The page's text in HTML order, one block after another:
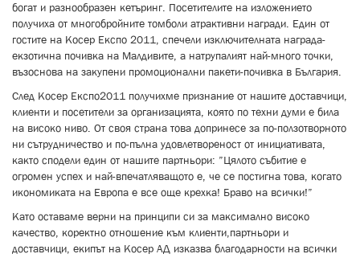
богат и разнообразен кетъринг. Посетителите на изложението
получиха от многобройните томболи атрактивни награди. Един от
гостите на Косер Експо 2011, спечели изключителната награда-
екзотична почивка на Малдивите, а натрупалият най-много точки,
възоснова на закупени промоционални пакети-почивка в България.
След Косер Експо2011 получихме признание от нашите доставчици,
клиенти и посетители за организацията, която по техни думи е била
на високо ниво. От своя страна това допринесе за по-ползотворното
ни сътрудничество и по-пълна удовлетвореност от инициативата,
както сподели един от нашите партньори: ”Цялото събитие е
огромен успех и най-впечатляващото е, че се постигна това, когато
икономиката на Европа е все още крехка! Браво на всички!”
Като оставаме верни на принципи си за максимално високо
качество, коректно отношение към клиенти,партньори и
доставчици, екипът на Косер АД изказва благодарности на всички